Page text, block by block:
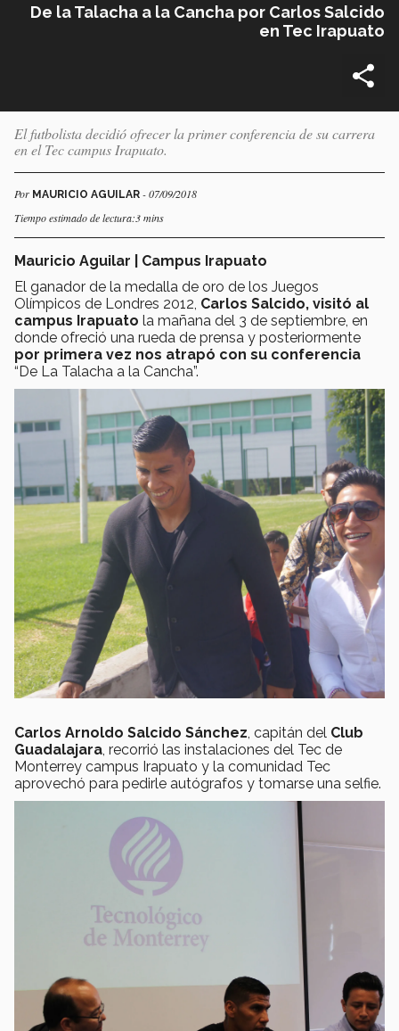
De la Talacha a la Cancha por Carlos Salcido
en Tec Irapuato
El futbolista decidió ofrecer la primer conferencia de su carrera
en el Tec campus Irapuato.
Por MAURICIO AGUILAR - 07/09/2018
Tiempo estimado de lectura:3 mins
Mauricio Aguilar | Campus Irapuato
El ganador de la medalla de oro de los Juegos
Olímpicos de Londres 2012, Carlos Salcido, visitó al
campus Irapuato la mañana del 3 de septiembre, en
donde ofreció una rueda de prensa y posteriormente
por primera vez nos atrapó con su conferencia
“De La Talacha a la Cancha”.
Carlos Arnoldo Salcido Sánchez, capitán del Club
Guadalajara, recorrió las instalaciones del Tec de
Monterrey campus Irapuato y la comunidad Tec
aprovechó para pedirle autógrafos y tomarse una selfie.